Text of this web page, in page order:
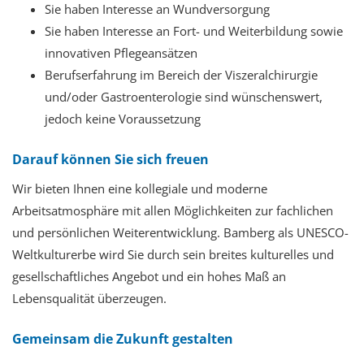
Sie haben Interesse an Wundversorgung
Sie haben Interesse an Fort- und Weiterbildung sowie
innovativen Pflegeansätzen
Berufserfahrung im Bereich der Viszeralchirurgie
und/oder Gastroenterologie sind wünschenswert,
jedoch keine Voraussetzung
Darauf können Sie sich freuen
Wir bieten Ihnen eine kollegiale und moderne
Arbeitsatmosphäre mit allen Möglichkeiten zur fachlichen
und persönlichen Weiterentwicklung. Bamberg als UNESCO-
Weltkulturerbe wird Sie durch sein breites kulturelles und
gesellschaftliches Angebot und ein hohes Maß an
Lebensqualität überzeugen.
Gemeinsam die Zukunft gestalten